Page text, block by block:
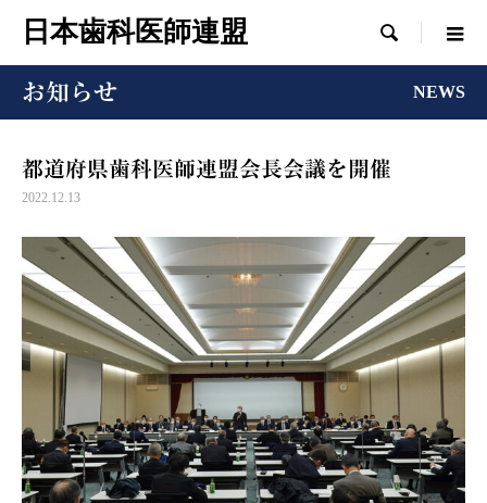
日本歯科医師連盟 
お知らせ NEWS
都道府県歯科医師連盟会長会議を開催
2022.12.13